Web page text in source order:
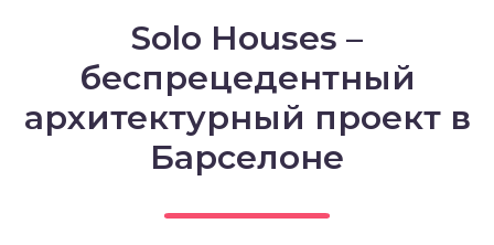
Solo Houses –
беспрецедентный
архитектурный проект в
Барселоне